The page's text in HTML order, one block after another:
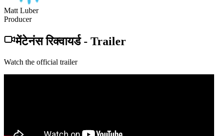
Matt Luber
Producer
मेंटेनंस रिक्वायर्ड- Trailer
Watch the official trailer